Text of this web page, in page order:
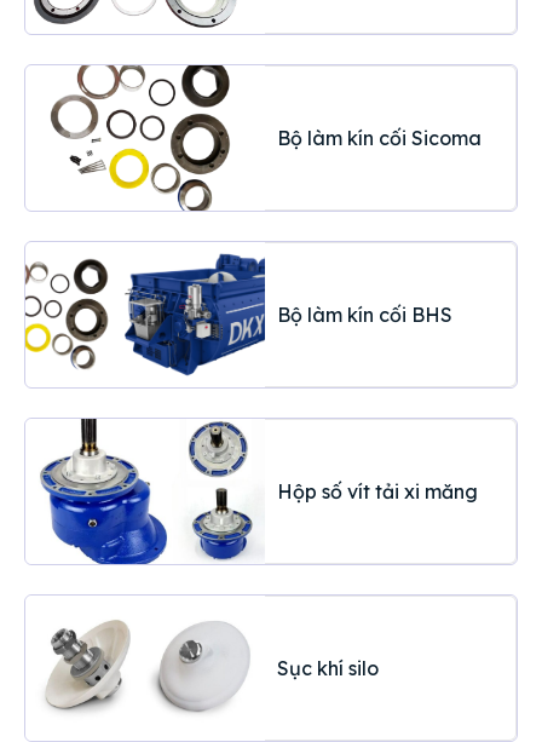
Bộ làm kín cối Sicoma
Bộ làm kín cối BHS
Hộp số vít tải xi măng
Sục khí silo